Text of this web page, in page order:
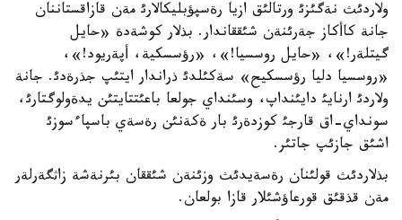
ولاردئث نةگئزئ ورتالئق ازيا رةسپؤبليكالارئ مةن قازاقستاننان
جانة كاأكاز جةرئنةن شئققاندار. بذلار كوشةدة «حايل
گيتلةر!»، «حايل روسسيا!»، «رؤسسكية، أپةريود!»،
«روسسيا دليا رؤسسكيح» سةكئلدئ ذراندار ايتئپ جذرةدئ. جانة
ولاردئ ارنايئ دايئنداپ، وسئنداي جولعا باعئتتايتئن يدةولوگتارئ،
سونداي-اق قارجئ كوزدةرئ بار ةكةنئن رةسةي باسپاءسوزئ
اشئق جازئپ جاتئر.
بذلاردئث قولئنان رةسةيدئث وزئنةن شئققان بئرنةشة زاثگةرلةر
مةن قذقئق قورعاؤشئلار قازا بولعان.